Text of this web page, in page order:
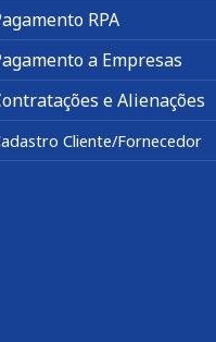
RPA
a Empresas
e Alienações
Cliente/Fornecedor